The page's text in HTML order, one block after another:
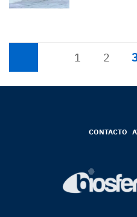
1 2
CONTACTO